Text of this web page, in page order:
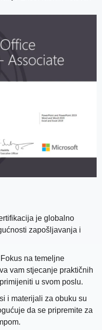
je globalno
zapošljavanja i
Fokus na temeljne
vam stjecanje praktičnih
u svom poslu.
i materijali za obuku su
da se pripremite za